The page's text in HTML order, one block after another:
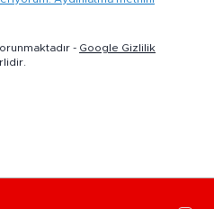
- Google Gizlilik